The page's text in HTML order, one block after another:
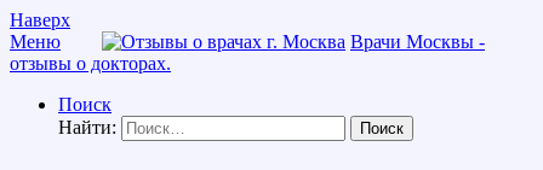
Наверх
Меню
Врачи Москвы -
отзывы о докторах.
Поиск
Найти: